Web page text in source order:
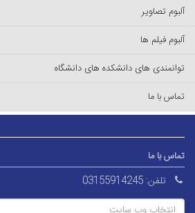
آلبوم تصاویر
آلبوم فیلم ها
توانمندی های دانشکده های دانشگاه
تماس با ما
تماس با ما
تلفن: 03155914245